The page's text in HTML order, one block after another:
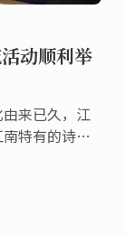
动顺利举
来已久，江
特有的诗情
江南文化，